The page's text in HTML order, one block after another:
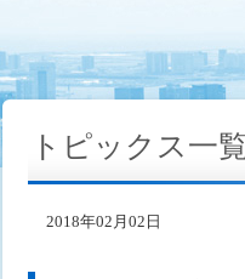
トピックス一
2018年02月02日